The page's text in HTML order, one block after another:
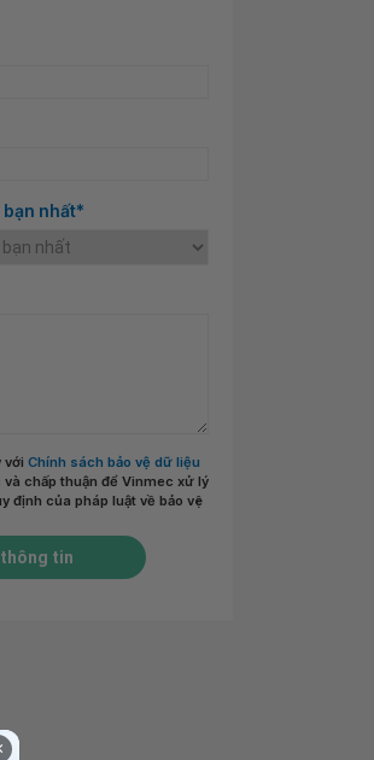
bạn nhất*
với Chính sách bảo vệ dữ liệu
và chấp thuận để Vinmec xử lý
định của pháp luật về bảo vệ
tin